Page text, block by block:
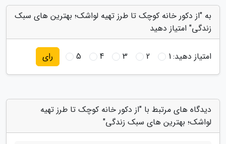
به "از دکور خانه کوچک تا طرز تهیه لواشک؛ بهترین های سبک
زندگی" امتیاز دهید
امتیاز دهید:1
2
3
4
5 رای
دیدگاه های مرتبط با "از دکور خانه کوچک تا طرز تهیه
لواشک؛ بهترین های سبک زندگی"